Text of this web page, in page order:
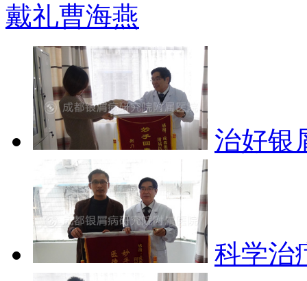
戴礼曹海燕
治好银
科学治